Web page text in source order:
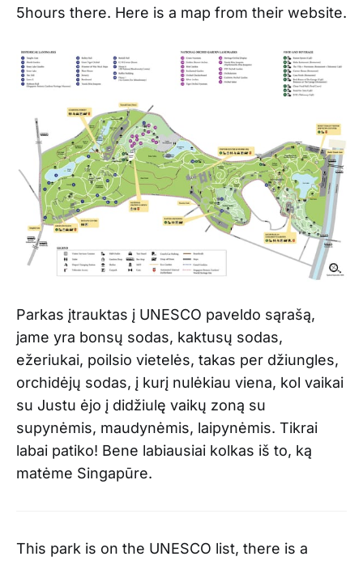
5hours there. Here is a map from their website.
Parkas įtrauktas į UNESCO paveldo sąrašą,
jame yra bonsų sodas, kaktusų sodas,
ežeriukai, poilsio vietelės, takas per džiungles,
orchidėjų sodas, į kurį nulėkiau viena, kol vaikai
su Justu ėjo į didžiulę vaikų zoną su
supynėmis, maudynėmis, laipynėmis. Tikrai
labai patiko! Bene labiausiai kolkas iš to, ką
matėme Singapūre.
This park is on the UNESCO list, there is a